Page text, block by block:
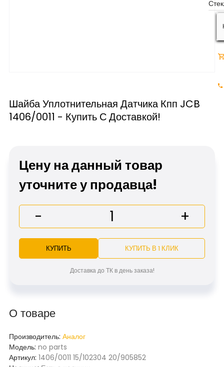
Шайба Уплотнительная Датчика Кпп JCB
1406/0011 - Купить С Доставкой!
О товаре
Производитель: Аналог
Модель: no parts
Артикул: 1406/0011 15/102304 20/905852
Цену на данный товар
уточните у продавца!
- +
КУПИТЬ КУПИТЬ В 1 КЛИК
Доставка до ТК в день заказа!